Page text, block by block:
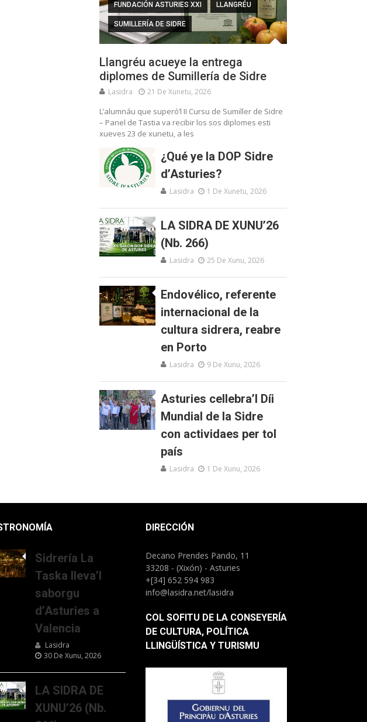
FUNDACIÓN ASTURIES XXI LLANGRÉU
SUMILLERÍA DE SIDRE
Llangréu acueye la entrega
diplomes de Sumillería de Sidre
Lasidra 21 De Xunetu, 2026
L’alumnáu que superó’l II Cursu de Sumiller de Sidre
– Panel de Tastia va recibir los sos diplomes esti
xueves 23 de xunetu, a les
¿Qué ye la DOP Sidre
d’Asturies?
Lasidra 1 De Xunetu, 2026
LA SIDRA DE XUNU’26
(Nb. 266)
Lasidra 25 De Xunu, 2026
Endovélico, referente
internacional de la
cultura sidrera, reabre
en Porto
Lasidra 9 De Xunu, 2026
Asturies cellebra’l Díi
Mundial de la Sidre
con actividaes per tol
país
Lasidra 1 De Xunu, 2026
Sidrería La
Taska lleva’l
saborgu
d’Asturies a
Valencia
Lasidra
30 De Xunu, 2026
LA SIDRA DE
XUNU’26 (Nb.
DIRECCIÓN
Decano Prendes Pando, 11
33208 - (Xixón) - Asturies
+[34] 652 594 983
info@lasidra.net/lasidra
COL SOFITU DE LA CONSEYERÍA
DE CULTURA, POLÍTICA
LLINGÜÍSTICA Y TURISMU